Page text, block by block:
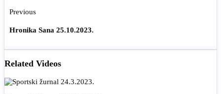
Previous
Hronika Sana 25.10.2023.
Related Videos